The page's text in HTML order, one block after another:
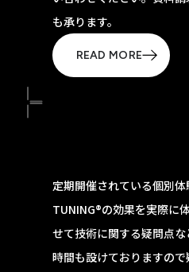
も承ります。
READ MORE
定期開催されている個別体
TUNING®の効果を実際に
せて技術に関する疑問点
時間も設けておりますの